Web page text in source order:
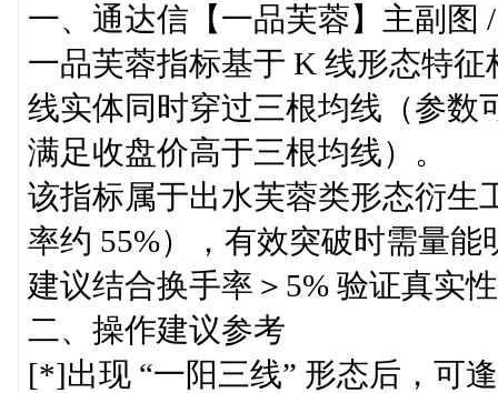
一、通达信【一品芙蓉】主副图
一品芙蓉指标基于 K 线形态特
线实体同时穿过三根均线（参数
满足收盘价高于三根均线）。
该指标属于出水芙蓉类形态衍生
率约 55%），有效突破时需量能
建议结合换手率＞5% 验证真实
二、操作建议参考
[*]出现 “一阳三线” 形态后，可